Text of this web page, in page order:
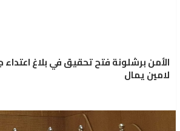
الأمن برشلونة فتح تحقيق في بلاغ
لامين يمال